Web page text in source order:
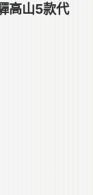
高山5款代